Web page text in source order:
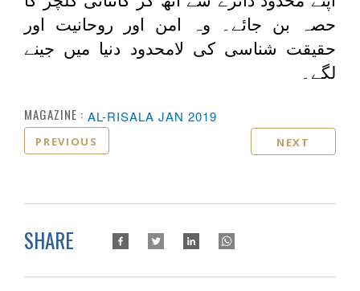
حصہ بن جائے۔ وہ امن اور روحانیت اور
حقیقت شناسی کی لامحدود دنیا میں جینے
لگے۔
MAGAZINE : AL-RISALA JAN 2019
PREVIOUS NEXT
SHARE